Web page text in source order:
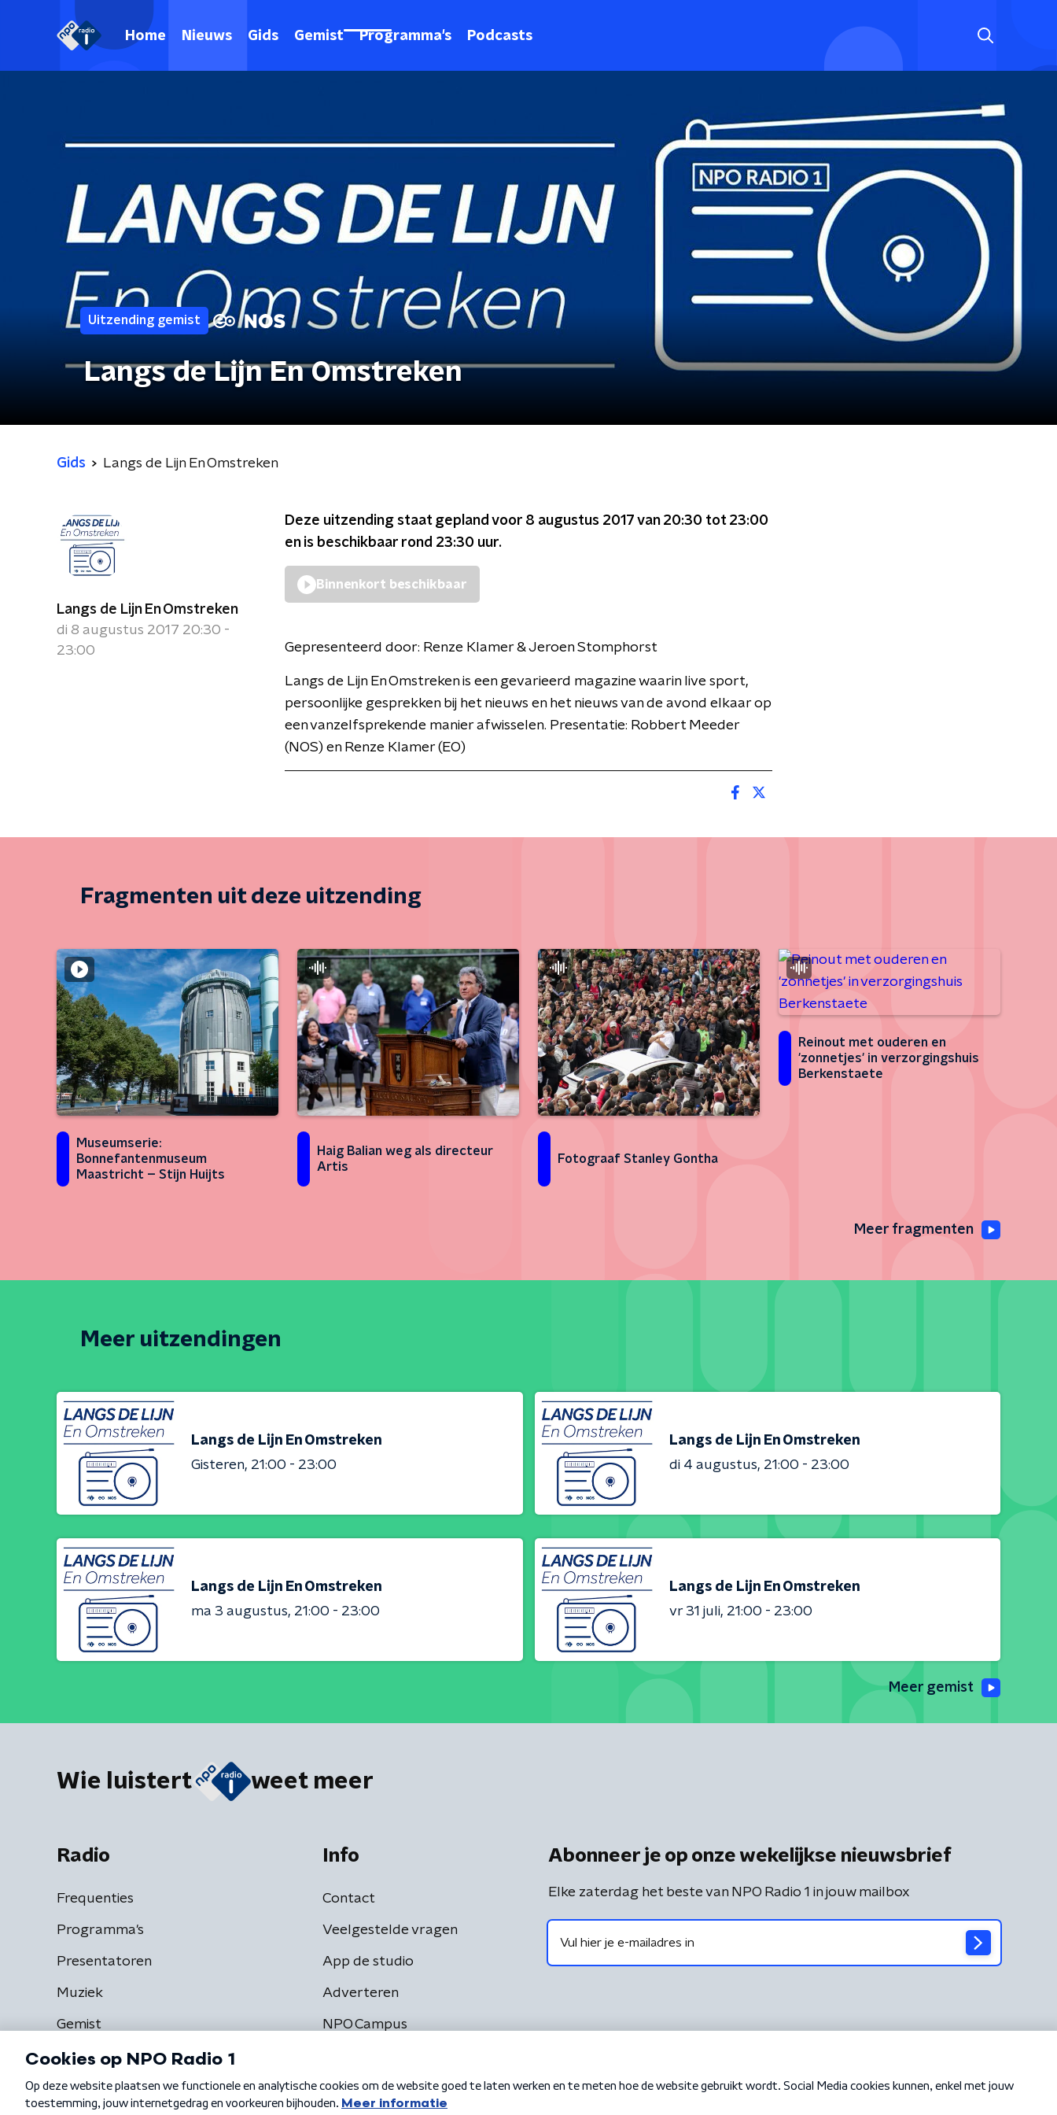
Home Nieuws Gids Gemist Programma's Podcasts
Uitzending gemist
Langs de Lijn En Omstreken
Gids Langs de Lijn En Omstreken
Langs de Lijn En Omstreken
di 8 augustus 2017 20:30 -
23:00
Deze uitzending staat gepland voor 8 augustus 2017 van 20:30 tot 23:00
en is beschikbaar rond 23:30 uur.
Binnenkort beschikbaar
Gepresenteerd door: Renze Klamer & Jeroen Stomphorst
Langs de Lijn En Omstreken is een gevarieerd magazine waarin live sport,
persoonlijke gesprekken bij het nieuws en het nieuws van de avond elkaar op
een vanzelfsprekende manier afwisselen. Presentatie: Robbert Meeder
(NOS) en Renze Klamer (EO)
Fragmenten uit deze uitzending
Museumserie:
Bonnefantenmuseum
Maastricht – Stijn Huijts
Haig Balian weg als directeur
Artis
Fotograaf Stanley Gontha
Reinout met ouderen en
'zonnetjes' in verzorgingshuis
Berkenstaete
Meer fragmenten
Meer uitzendingen
Langs de Lijn En Omstreken
Gisteren 21:00 - 23:00
Langs de Lijn En Omstreken
di 4 augustus 21:00 - 23:00
Langs de Lijn En Omstreken
ma 3 augustus 21:00 - 23:00
Langs de Lijn En Omstreken
vr 31 juli 21:00 - 23:00
Meer gemist
Wie luistert weet meer
Radio
Frequenties
Programma's
Presentatoren
Muziek
Gemist
Info
Contact
Veelgestelde vragen
App de studio
Adverteren
NPO Campus
Abonneer je op onze wekelijkse nieuwsbrief
Elke zaterdag het beste van NPO Radio 1 in jouw mailbox
Algemene voorwaarden Privacybeleid